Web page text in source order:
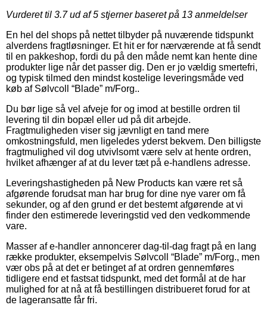
Vurderet til 3.7ud af 5 stjerner baseret på 13 anmeldelser
En hel del shops på nettet tilbyder på nuværende tidspunkt
alverdens fragtløsninger. Et hit er for nærværende at få sendt
til en pakkeshop, fordi du på den måde nemt kan hente dine
produkter lige når det passer dig. Den er jo vældig smertefri,
og typisk tilmed den mindst kostelige leveringsmåde ved
køb af Sølvcoll “Blade” m/Forg..
Du bør lige så vel afveje for og imod at bestille ordren til
levering til din bopæl eller ud på dit arbejde.
Fragtmuligheden viser sig jævnligt en tand mere
omkostningsfuld, men ligeledes yderst bekvem. Den billigste
fragtmulighed vil dog utvivlsomt være selv at hente ordren,
hvilket afhænger af at du lever tæt på e-handlens adresse.
Leveringshastigheden på New Products kan være ret så
afgørende forudsat man har brug for dine nye varer om få
sekunder, og af den grund er det bestemt afgørende at vi
finder den estimerede leveringstid ved den vedkommende
vare.
Masser af e-handler annoncerer dag-til-dag fragt på en lang
række produkter, eksempelvis Sølvcoll “Blade” m/Forg., men
vær obs på at det er betinget af at ordren gennemføres
tidligere end et fastsat tidspunkt, med det formål at de har
mulighed for at nå at få bestillingen distribueret forud for at
de lageransatte får fri.